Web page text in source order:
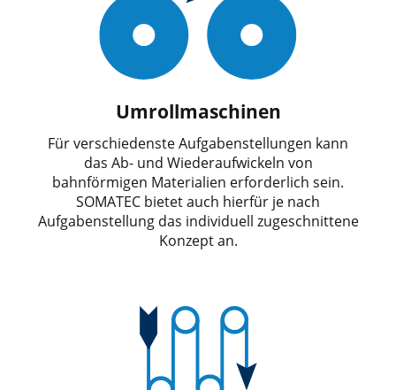
Umrollmaschinen
Für verschiedenste Aufgabenstellungen kann
das Ab- und Wiederaufwickeln von
bahnförmigen Materialien erforderlich sein.
SOMATEC bietet auch hierfür je nach
Aufgabenstellung das individuell zugeschnittene
Konzept an.